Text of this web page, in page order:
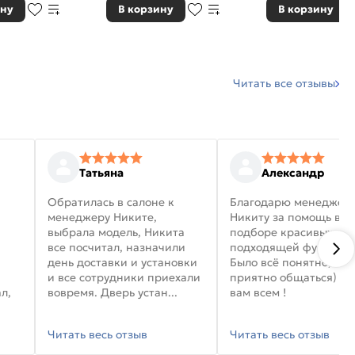
В корзину В корзину
Читать все отзывы
Татьяна
Обратилась в салоне к
менеджеру Никите,
выбрала модель, Никита
все посчитал, назначили
день доставки и установки
и все сотрудники приехали
вовремя. Дверь устан...
Читать весь отзыв
Александр
Благодарю
Никиту за помощь в
подборе красивых
подходящей
Было всё понятно, и
приятно общаться)
вам всем !
Читать весь отзыв